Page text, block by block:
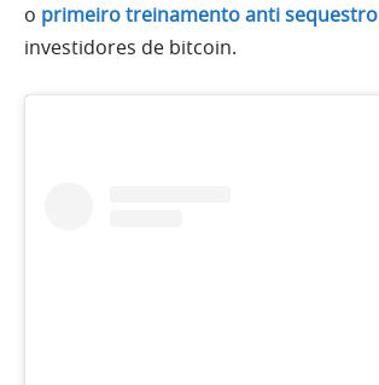
o primeiro treinamento anti sequestro
investidores de bitcoin.